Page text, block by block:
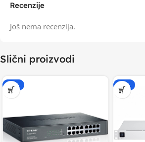
Recenzije
Još nema recenzija.
Slični proizvodi
-15% -15%